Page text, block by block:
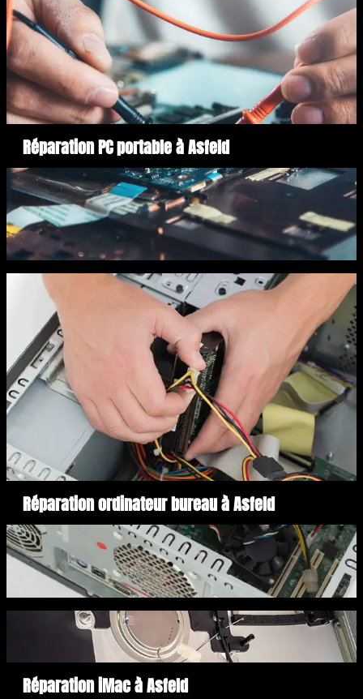
Réparation PC portable à Asfeld
Réparation ordinateur bureau à Asfeld
Réparation iMac à Asfeld